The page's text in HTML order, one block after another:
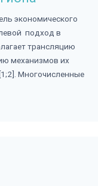
экономического
подход в
трансляцию
механизмов их
Многочисленные